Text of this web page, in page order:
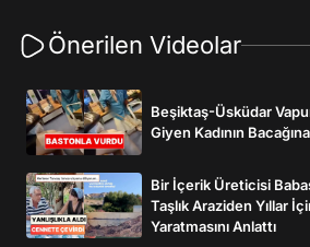
Önerilen Videolar
Beşiktaş-Üsküdar
Giyen Kadının
Bir İçerik Üreticisi
Taşlık Araziden Yıllar
Yaratmasını Anlattı